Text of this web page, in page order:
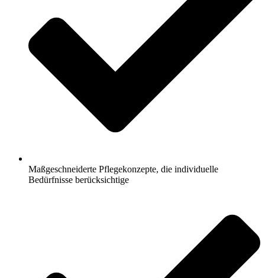
Maßgeschneiderte Pflegekonzepte, die individuelle
Bedürfnisse berücksichtige